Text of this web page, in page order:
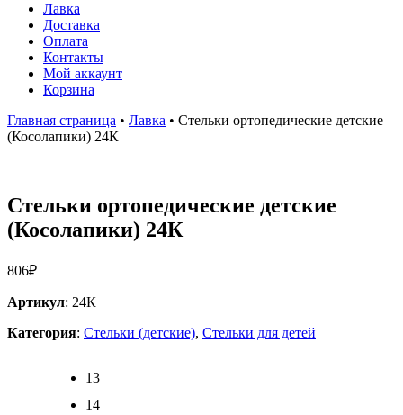
Лавка
Доставка
Оплата
Контакты
Мой аккаунт
Корзина
Главная страница • Лавка • Стельки ортопедические детские
(Косолапики) 24К
Стельки ортопедические детские
(Косолапики) 24К
806₽
Артикул: 24К
Категория: Стельки (детские), Стельки для детей
13
14